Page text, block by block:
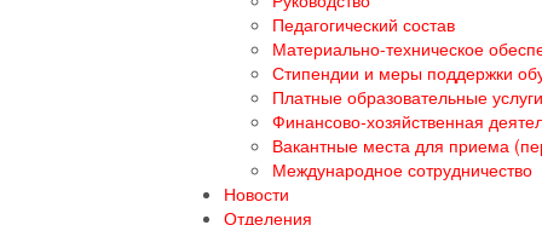
Педагогический состав
Материально-техническое
Стипендии и меры поддержки
Платные образовательные услуги
Финансово-хозяйственная
Вакантные места для приема
Международное сотрудничество
Новости
Отделения